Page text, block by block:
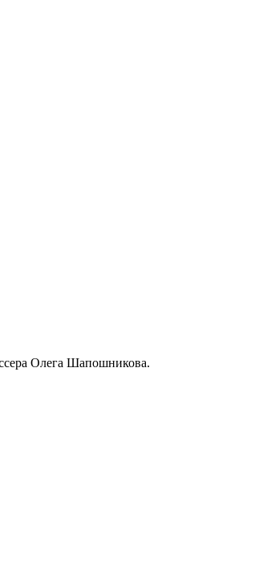
Олега Шапошникова.